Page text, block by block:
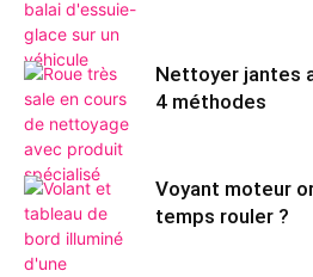
Nettoyer jantes
4 méthodes
Voyant moteur
temps rouler ?